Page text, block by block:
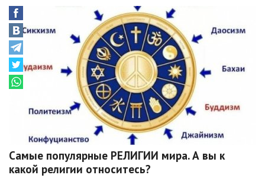
Самые популярные РЕЛИГИИ мира. А вы к
какой религии относитесь?